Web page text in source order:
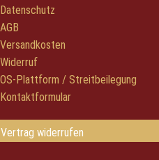
Datenschutz
AGB
Versandkosten
Widerruf
OS-Plattform / Streitbeilegung
Kontaktformular
Vertrag widerrufen